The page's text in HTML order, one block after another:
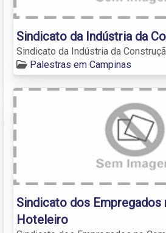
Sindicato da Indústria da
Sindicato da Indústria da
Palestras em Campinas
Sindicato dos
Hoteleiro